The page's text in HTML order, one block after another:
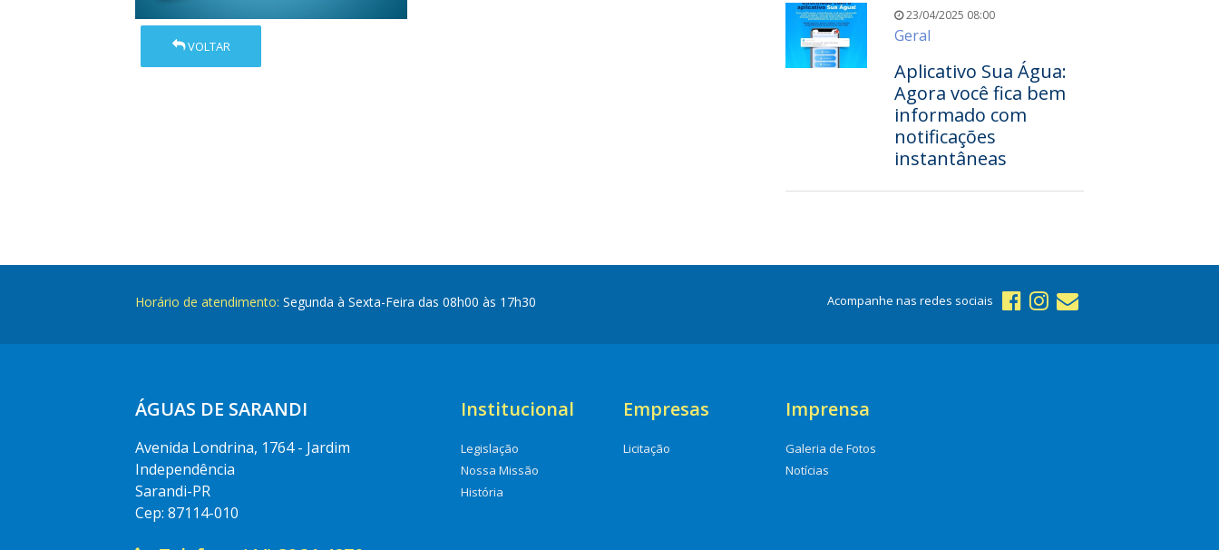
VOLTAR
23/04/2025 08:00
Geral
Aplicativo Sua Água:
Agora você fica bem
informado com
notificações
instantâneas
Horário de atendimento: Segunda à Sexta-Feira das 08h00 às 17h30 Acompanhe nas redes sociais
ÁGUAS DE SARANDI
Avenida Londrina, 1764 - Jardim
Independência
Sarandi-PR
Cep: 87114-010
Institucional
Legislação
Nossa Missão
História
Empresas
Licitação
Imprensa
Galeria de Fotos
Notícias